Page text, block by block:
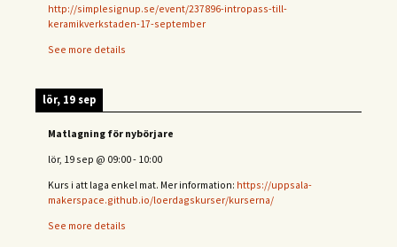
http://simplesignup.se/event/237896-intropass-till-
keramikverkstaden-17-september
See more details
lör, 19 sep
Matlagning för nybörjare
lör, 19 sep @ 09:00- 10:00
Kurs i att laga enkel mat. Mer information: https://uppsala-
makerspace.github.io/loerdagskurser/kurserna/
See more details